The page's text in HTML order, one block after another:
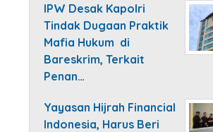
IPW Desak Kapolri
Tindak Dugaan Praktik
Mafia Hukum di
Bareskrim, Terkait
Penan…
Yayasan Hijrah Financial
Indonesia, Harus Beri